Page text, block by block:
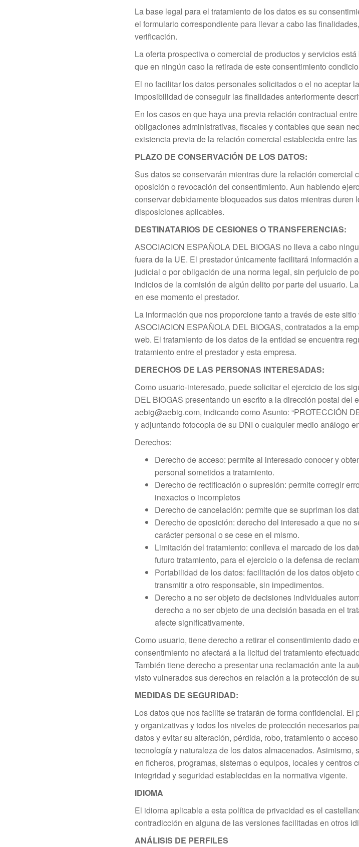
La base legal para el tratamiento de los datos es su
el formulario correspondiente para llevar a cabo las
verificación.
La oferta prospectiva o comercial de productos y servicios
que en ningún caso la retirada de este consentimiento
El no facilitar los datos personales solicitados o el no aceptar
imposibilidad de conseguir las finalidades anteriormente
En los casos en que haya una previa relación contractual
obligaciones administrativas, fiscales y contables que sean
existencia previa de la relación comercial establecida entre las
PLAZO DE CONSERVACIÓN DE LOS DATOS:
Sus datos se conservarán mientras dure la relación
oposición o revocación del consentimiento. Aun habiendo
conservar debidamente bloqueados sus datos mientras duren
disposiciones aplicables.
DESTINATARIOS DE CESIONES O TRANSFERENCIAS:
ASOCIACION ESPAÑOLA DEL BIOGAS no lleva a cabo
fuera de la UE. El prestador únicamente facilitará información
judicial o por obligación de una norma legal, sin perjuicio de
indicios de la comisión de algún delito por parte del usuario.
en ese momento el prestador.
La información que nos proporcione tanto a través de este
ASOCIACION ESPAÑOLA DEL BIOGAS, contratados a la
web. El tratamiento de los datos de la entidad se encuentra
tratamiento entre el prestador y esta empresa.
DERECHOS DE LAS PERSONAS INTERESADAS:
Como usuario-interesado, puede solicitar el ejercicio de los
DEL BIOGAS presentando un escrito a la dirección postal
aebig@aebig.com, indicando como Asunto: “PROTECCIÓN
y adjuntando fotocopia de su DNI o cualquier medio análogo
Derechos:
Derecho de acceso: permite al interesado conocer y
personal sometidos a tratamiento.
Derecho de rectificación o supresión: permite corregir
inexactos o incompletos
Derecho de cancelación: permite que se supriman los
Derecho de oposición: derecho del interesado a que no
carácter personal o se cese en el mismo.
Limitación del tratamiento: conlleva el marcado de los
futuro tratamiento, para el ejercicio o la defensa de
Portabilidad de los datos: facilitación de los datos
transmitir a otro responsable, sin impedimentos.
Derecho a no ser objeto de decisiones individuales
derecho a no ser objeto de una decisión basada en el
afecte significativamente.
Como usuario, tiene derecho a retirar el consentimiento dado
consentimiento no afectará a la licitud del tratamiento
También tiene derecho a presentar una reclamación ante la
visto vulnerados sus derechos en relación a la protección de
MEDIDAS DE SEGURIDAD:
Los datos que nos facilite se tratarán de forma confidencial.
y organizativas y todos los niveles de protección necesarios
datos y evitar su alteración, pérdida, robo, tratamiento o
tecnología y naturaleza de los datos almacenados. Asimismo,
en ficheros, programas, sistemas o equipos, locales y centros
integridad y seguridad establecidas en la normativa vigente.
IDIOMA
El idioma aplicable a esta política de privacidad es el
contradicción en alguna de las versiones facilitadas en otros
ANÁLISIS DE PERFILES